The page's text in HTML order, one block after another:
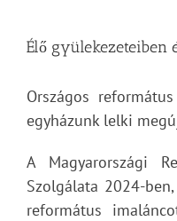
Élő gyülekezeteiben
Országos
egyházunk lelki
A Magyarországi
Szolgálata 2024-
református